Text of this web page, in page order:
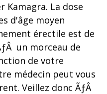
Kamagra. La dose
d'âge moyen
érectile est de
un morceau de
de votre
médecin peut vous
Veillez donc ÃƒÂ